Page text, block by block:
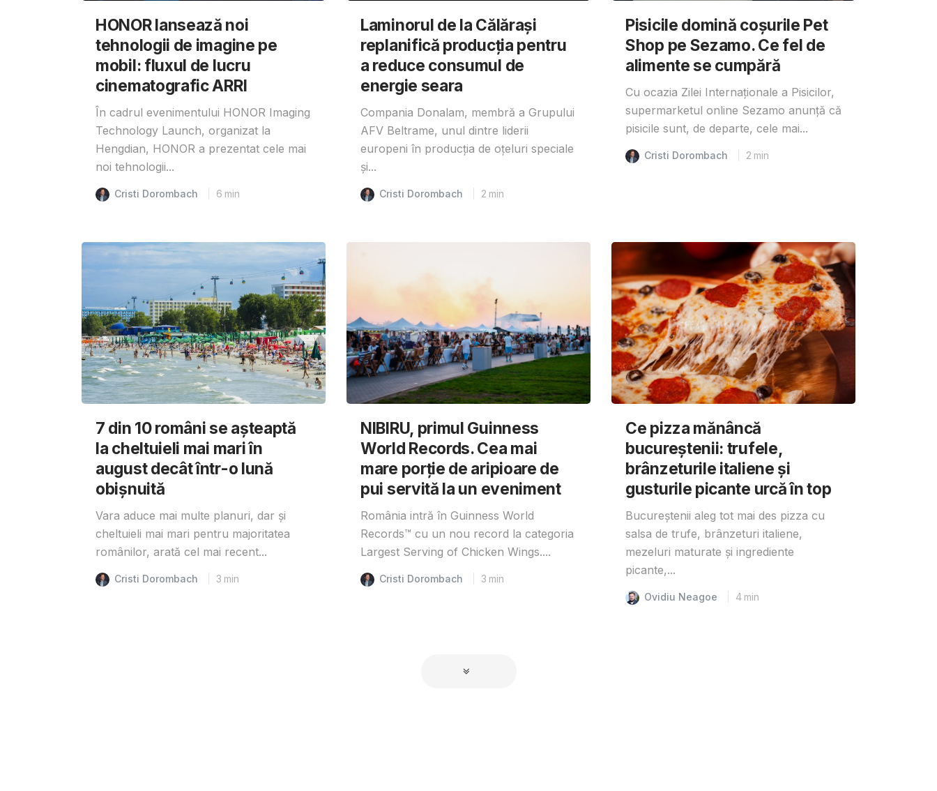
HONOR lansează noi
tehnologii de imagine pe
mobil: fluxul de lucru
cinematografic ARRI
În cadrul evenimentului HONOR Imaging
Technology Launch, organizat la
Hengdian, HONOR a prezentat cele mai
noi tehnologii...
Cristi Dorombach 6 min
Laminorul de la Călărași
replanifică producția pentru
a reduce consumul de
energie seara
Compania Donalam, membră a Grupului
AFV Beltrame, unul dintre liderii
europeni în producția de oțeluri speciale
și...
Cristi Dorombach 2 min
Pisicile domină coșurile Pet
Shop pe Sezamo. Ce fel de
alimente se cumpără
Cu ocazia Zilei Internaționale a Pisicilor,
supermarketul online Sezamo anunță că
pisicile sunt, de departe, cele mai...
Cristi Dorombach 2 min
7 din 10 români se așteaptă
la cheltuieli mai mari în
august decât într-o lună
obișnuită
Vara aduce mai multe planuri, dar și
cheltuieli mai mari pentru majoritatea
românilor, arată cel mai recent...
Cristi Dorombach 3 min
NIBIRU, primul Guinness
World Records. Cea mai
mare porție de aripioare de
pui servită la un eveniment
România intră în Guinness World
Records™️ cu un nou record la categoria
Largest Serving of Chicken Wings....
Cristi Dorombach 3 min
Ce pizza mănâncă
bucureștenii: trufele,
brânzeturile italiene și
gusturile picante urcă în top
Bucureștenii aleg tot mai des pizza cu
salsa de trufe, brânzeturi italiene,
mezeluri maturate și ingrediente
picante,...
Ovidiu Neagoe 4 min